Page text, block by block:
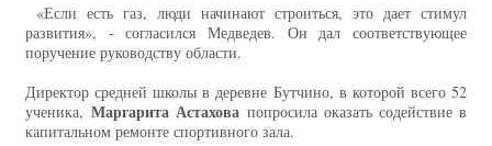
«Если есть газ, люди начинают строиться, это дает стимул
развития», - согласился Медведев. Он дал соответствующее
поручение руководству области.
Директор средней школы в деревне Бутчино, в которой всего 52
ученика, Маргарита Астахова попросила оказать содействие в
капитальном ремонте спортивного зала.